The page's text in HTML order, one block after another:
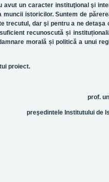
un caracter instituţional şi
muncii istoricilor.Suntem de
trecutul, dar şi pentru a ne detaşa
recunoscutăși instituț
morală și politică a unui
proiect.
prof.
preşedintele Institutului de